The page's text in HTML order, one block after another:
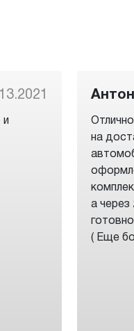
и
на
а через
( Еще